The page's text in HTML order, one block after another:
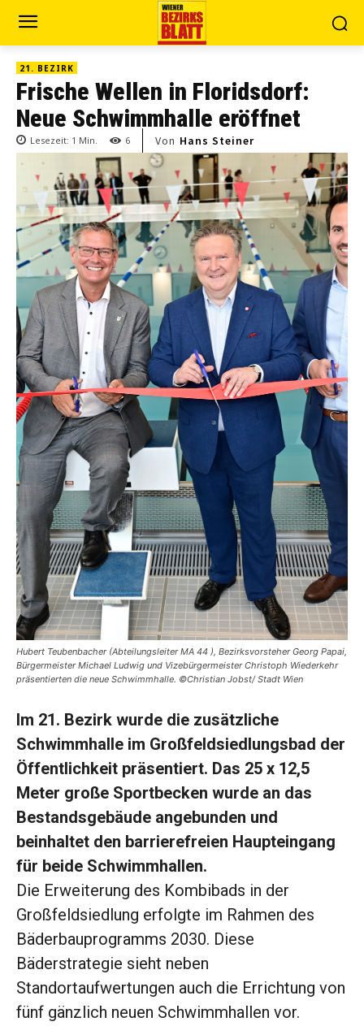
21. BEZIRK
Frische Wellen in Floridsdorf:
Neue Schwimmhalle eröffnet
Lesezeit: 1 Min. 6 Von Hans Steiner
Hubert Teubenbacher (Abteilungsleiter MA 44 ), Bezirksvorsteher Georg Papai,
Bürgermeister Michael Ludwig und Vizebürgermeister Christoph Wiederkehr
präsentierten die neue Schwimmhalle. ©Christian Jobst/ Stadt Wien
Im 21. Bezirk wurde die zusätzliche
Schwimmhalle im Großfeldsiedlungsbad der
Öffentlichkeit präsentiert. Das 25 x 12,5
Meter große Sportbecken wurde an das
Bestandsgebäude angebunden und
beinhaltet den barrierefreien Haupteingang
für beide Schwimmhallen.
Die Erweiterung des Kombibads in der
Großfeldsiedlung erfolgte im Rahmen des
Bäderbauprogramms 2030. Diese
Bäderstrategie sieht neben
Standortaufwertungen auch die Errichtung von
fünf gänzlich neuen Schwimmhallen vor.